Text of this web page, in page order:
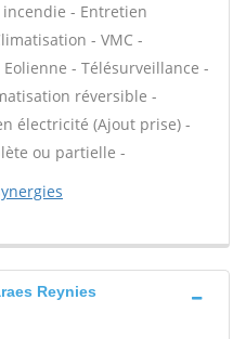
- Entretien
- VMC -
- Télésurveillance -
réversible -
électricité (Ajout prise) -
ou partielle -
Reynies